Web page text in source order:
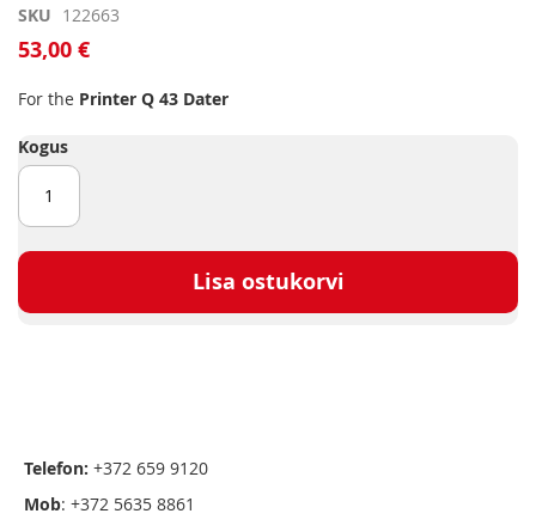
Skip
to
the
of
images
gallery
SKU 122663
53,00 €
For the Printer Q 43 Dater
Kogus
Lisa ostukorvi
Telefon: +372 659 9120
Mob: +372 5635 8861